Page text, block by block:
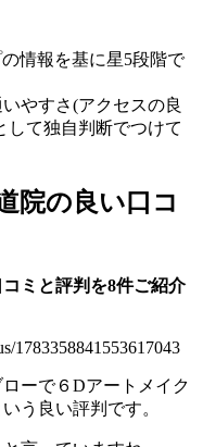
情報を基に星5段階で
やすさ(アクセスの良
して独自判断でつけて
院の良い口コ
ミと評判を8件ご紹介
1783358841553617043
ーで６Dアートメイク
う良い評判です。